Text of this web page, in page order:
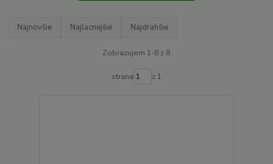
Najnovšie Najlacnejšie Najdrahšie
Zobrazujem 1-8 z 8
strana z 1